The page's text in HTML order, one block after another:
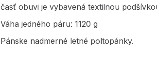
časť obuvi je vybavená textilnou
Váha jedného páru: 1120 g
Pánske nadmerné letné poltopánky.